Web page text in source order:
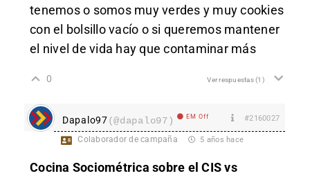
tenemos o somos muy verdes y muy cookies
con el bolsillo vacío o si queremos mantener
el nivel de vida hay que contaminar más
0 Ver respuestas(1)
Dapalo97(@dapalo97) EM Off #2160027
Colaborador de campaña 5 años hace
Cocina Sociométrica sobre el CIS vs